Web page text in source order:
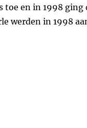
toe en in 1998
werden in 1998